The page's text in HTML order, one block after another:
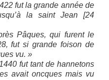
fut la grande année de
la saint Jean [24
Pâques, qui furent le
fut si grande foison de
vu. »
fut tant de hannetons
avait oncques mais vu